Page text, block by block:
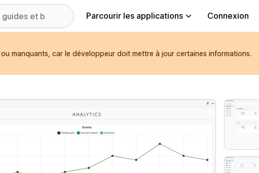
Parcourir les applications Connexion
manquants, car le développeur doit mettre à jour certaines informations.